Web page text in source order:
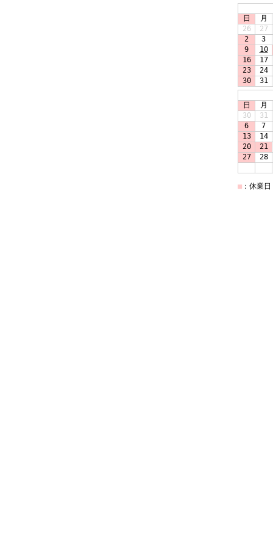
日
月
26
27
2
3
9
10
16
17
23
24
30
31
日
月
30
31
6
7
13
14
20
21
27
28
■ ：休業日